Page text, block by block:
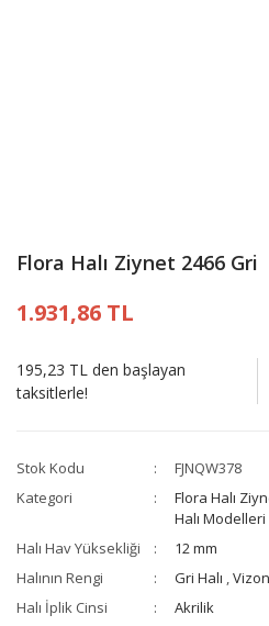
Flora Halı Ziynet 2466 Gri
1.931,86 TL
195,23 TL den başlayan
taksitlerle!
Stok Kodu
FJNQW378
Kategori
Flora Halı
Halı Modelleri
Halı Hav Yüksekliği
12 mm
Halının Rengi
Gri Halı ,
Halı İplik Cinsi
Akrilik